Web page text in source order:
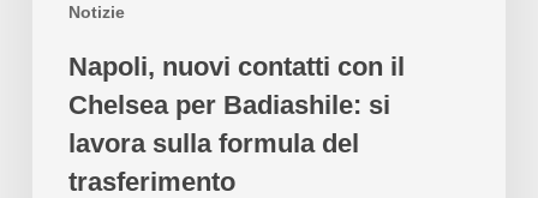
Notizie
Napoli, nuovi contatti con il
Chelsea per Badiashile: si
lavora sulla formula del
trasferimento